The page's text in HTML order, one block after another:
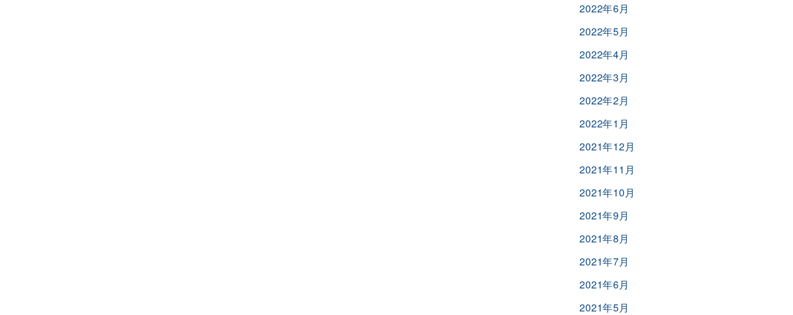
2022年6月
2022年5月
2022年4月
2022年3月
2022年2月
2022年1月
2021年12月
2021年11月
2021年10月
2021年9月
2021年8月
2021年7月
2021年6月
2021年5月